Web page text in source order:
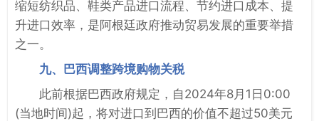
缩短纺织品、鞋类产品进口流程、节约进口成本、提
升进口效率，是阿根廷政府推动贸易发展的重要举措
之一。
九、巴西调整跨境购物关税
此前根据巴西政府规定，自2024年8月1日0:00
(当地时间)起，将对进口到巴西的价值不超过50美元